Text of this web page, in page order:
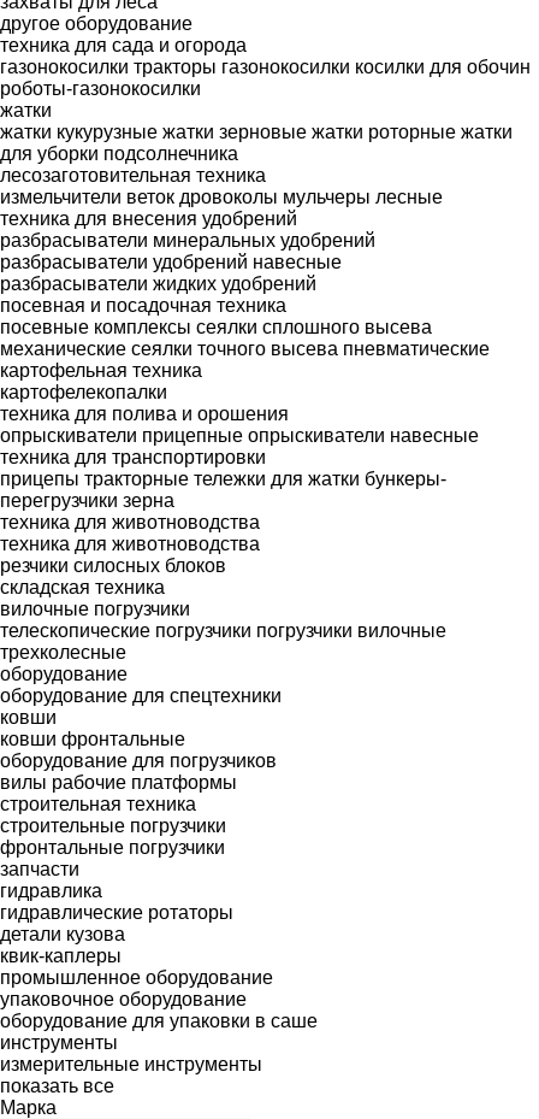
другое оборудование
техника для сада и огорода
газонокосилки тракторы газонокосилки косилки для обочин
роботы-газонокосилки
жатки
жатки кукурузные жатки зерновые жатки роторные жатки
для уборки подсолнечника
лесозаготовительная техника
измельчители веток дровоколы мульчеры лесные
техника для внесения удобрений
разбрасыватели минеральных удобрений
разбрасыватели удобрений навесные
разбрасыватели жидких удобрений
посевная и посадочная техника
посевные комплексы сеялки сплошного высева
механические сеялки точного высева пневматические
картофельная техника
картофелекопалки
техника для полива и орошения
опрыскиватели прицепные опрыскиватели навесные
техника для транспортировки
прицепы тракторные тележки для жатки бункеры-
перегрузчики зерна
техника для животноводства
техника для животноводства
резчики силосных блоков
складская техника
вилочные погрузчики
телескопические погрузчики погрузчики вилочные
трехколесные
оборудование
оборудование для спецтехники
ковши
ковши фронтальные
оборудование для погрузчиков
вилы рабочие платформы
строительная техника
строительные погрузчики
фронтальные погрузчики
запчасти
гидравлика
гидравлические ротаторы
детали кузова
квик-каплеры
промышленное оборудование
упаковочное оборудование
оборудование для упаковки в саше
инструменты
измерительные инструменты
показать все
Марка